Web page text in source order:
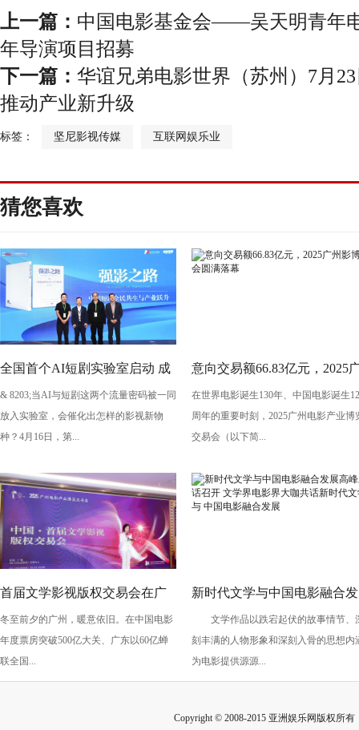
上一篇： 中国电影基金会——吴天明青年
年导演项目招募
下一篇： 华谊兄弟电影世界（苏州）7月
推动产业新升级
标签： 坚尼影视传媒 互联网娱乐业
猜您喜欢
全国首个AI短剧实验室启动 成
都文旅集团全面抢滩数字文创
新高地
& 8203;当AI与短剧这两个流量密码被一同
放入实验室，会催化出怎样的影视新物
种？4月16日，第...
意向交易额66.83亿元，2025
州影博会圆满落幕
在世界电影诞生130年、中国电影诞生
周年的重要时刻，2025广州电影产业博
交易会（以下简...
首届文学影视版权交易会在广
州成功举办 发布IP价值评估报
告，多项合作协议现场签署
冬至前夕的广州，暖意依旧。在中国电影
年度票房突破500亿大关、广东以60亿蝉
联全国...
新时代文学与中国电影融合发
展高峰对话召开 文学界电影
大咖共话新时代文学与 中国
文学作品以跌宕起伏的故事情节、
刻丰满的人物形象和深刻入骨的思想内
为电影提供源源...
Copyright © 2008-2015 亚洲娱乐网版权所